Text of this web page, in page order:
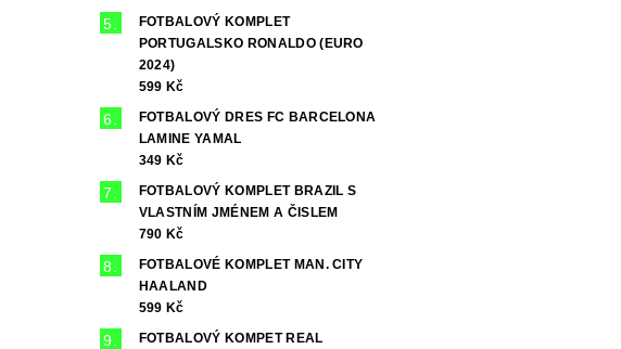
FOTBALOVÝ KOMPLET
PORTUGALSKO RONALDO (EURO
2024)
599 Kč
FOTBALOVÝ DRES FC BARCELONA
LAMINE YAMAL
349 Kč
FOTBALOVÝ KOMPLET BRAZIL S
VLASTNÍM JMÉNEM A ČISLEM
790 Kč
FOTBALOVÉ KOMPLET MAN. CITY
HAALAND
599 Kč
FOTBALOVÝ KOMPET REAL